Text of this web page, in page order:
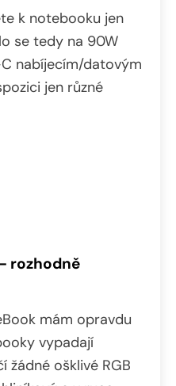
k notebooku jen
se tedy na 90W
nabíjecím/datovým
jen různé
rozhodně
mám opravdu
vypadají
žádné ošklivé RGB